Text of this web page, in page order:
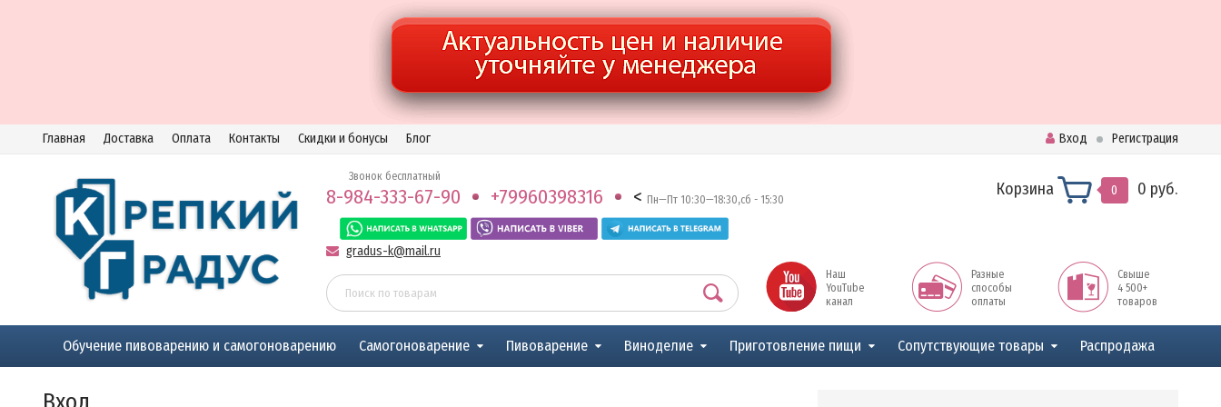
Главная Доставка Оплата Контакты Скидки и бонусы Блог Вход Регистрация
8-984-333-67-90 +79960398316 <
Звонок бесплатный
Пн—Пт 10:30—18:30,сб - 15:30
gradus-k@mail.ru
Корзина 0 0 руб.
Наш
YouTube
канал
Разные
способы
оплаты
Свыше
4 500+
товаров
Обучение пивоварению и самогоноварению Самогоноварение Пивоварение Виноделие Приготовление пищи Сопутствующие товары Распродажа